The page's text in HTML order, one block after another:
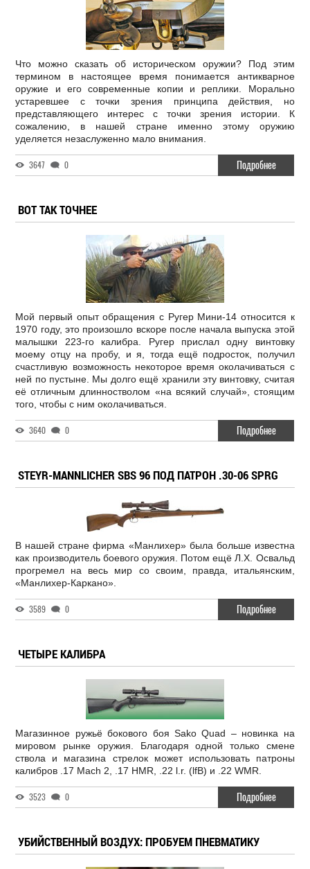
Что можно сказать об историческом оружии? Под этим
термином в настоящее время понимается антикварное
оружие и его современные копии и реплики. Морально
устаревшее с точки зрения принципа действия, но
представляющего интерес с точки зрения истории. К
сожалению, в нашей стране именно этому оружию
уделяется незаслуженно мало внимания.
3647 0 Подробнее
ВОТ ТАК ТОЧНЕЕ
Мой первый опыт обращения с Ругер Мини-14 относится к
1970 году, это произошло вскоре после начала выпуска этой
малышки 223-го калибра. Ругер прислал одну винтовку
моему отцу на пробу, и я, тогда ещё подросток, получил
счастливую возможность некоторое время околачиваться с
ней по пустыне. Мы долго ещё хранили эту винтовку, считая
её отличным длинностволом «на всякий случай», стоящим
того, чтобы с ним околачиваться.
3640 0 Подробнее
STEYR-MANNLICHER SBS 96 ПОД ПАТРОН .30-06 SPRG
В нашей стране фирма «Манлихер» была больше известна
как производитель боевого оружия. Потом ещё Л.Х. Освальд
прогремел на весь мир со своим, правда, итальянским,
«Манлихер-Каркано».
3589 0 Подробнее
ЧЕТЫРЕ КАЛИБРА
Магазинное ружьё бокового боя Sako Quad – новинка на
мировом рынке оружия. Благодаря одной только смене
ствола и магазина стрелок может использовать патроны
калибров .17 Mach 2, .17 HMR, .22 l.r. (lfB) и .22 WMR.
3523 0 Подробнее
УБИЙСТВЕННЫЙ ВОЗДУХ: ПРОБУЕМ ПНЕВМАТИКУ